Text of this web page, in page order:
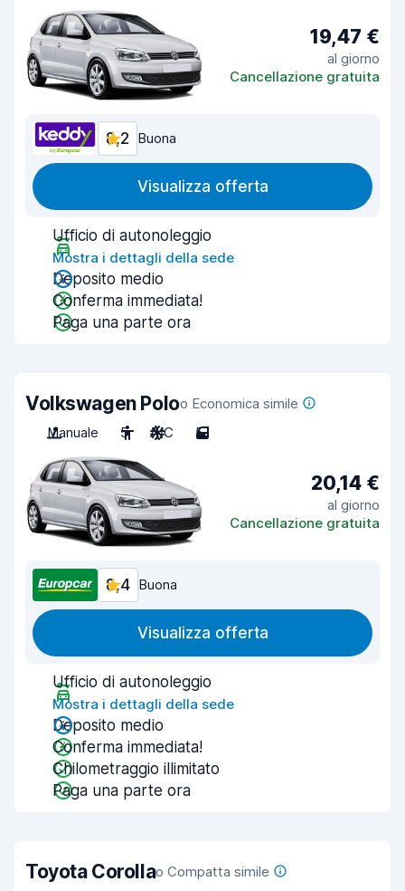
19,47 €
al giorno
Cancellazione gratuita
8,2 Buona
Visualizza offerta
Ufficio di autonoleggio
Mostra i dettagli della sede
Deposito medio
Conferma immediata!
Paga una parte ora
Volkswagen Poloo Economica simile
Manuale
5 A/C 5
20,14 €
al giorno
Cancellazione gratuita
8,4 Buona
Visualizza offerta
Ufficio di autonoleggio
Mostra i dettagli della sede
Deposito medio
Conferma immediata!
Chilometraggio illimitato
Paga una parte ora
Toyota Corollao Compatta simile